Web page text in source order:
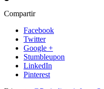
Compartir
Facebook
Twitter
Google +
Stumbleupon
LinkedIn
Pinterest